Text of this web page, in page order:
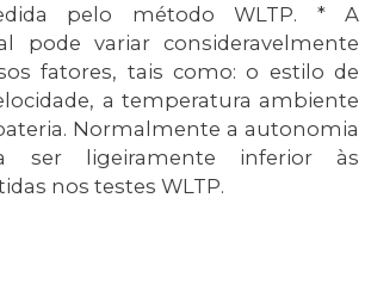
pelo método WLTP. * A
pode variar consideravelmente
fatores, tais como: o estilo de
a temperatura ambiente
Normalmente a autonomia
ser ligeiramente inferior às
nos testes WLTP.